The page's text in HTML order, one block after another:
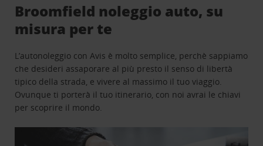
Broomfield noleggio auto, su
misura per te
L’autonoleggio con Avis è molto semplice, perchè sappiamo
che desideri assaporare al più presto il senso di libertà
tipico della strada, e vivere al massimo il tuo viaggio.
Ovunque ti porterà il tuo itinerario, con noi avrai le chiavi
per scoprire il mondo.